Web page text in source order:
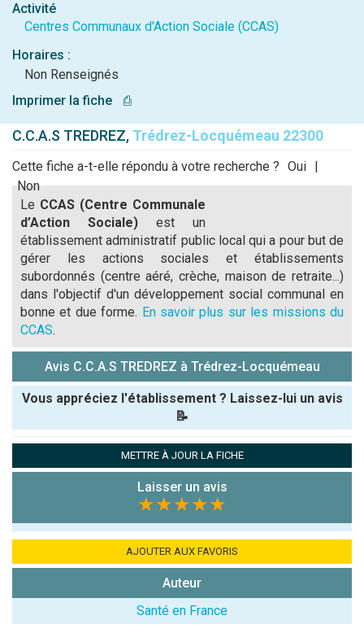
Activité
Centres Communaux d'Action Sociale (CCAS)
Horaires :
Non Renseignés
Imprimer la fiche
⎙
C.C.A.S TREDREZ, Trédrez-Locquémeau 22300
Cette fiche a-t-elle répondu à votre recherche ? Oui |
Non
Le CCAS (Centre Communale
d’Action Sociale) est un
établissement administratif public local qui a pour but de
gérer les actions sociales et établissements
subordonnés (centre aéré, crèche, maison de retraite...)
dans l'objectif d'un développement social communal en
bonne et due forme. En savoir plus sur les missions du
CCAS.
Avis C.C.A.S TREDREZ à Trédrez-Locquémeau
Vous appréciez l'établissement ? Laissez-lui un avis
📝
Note que vous souhaitez attribuer :
Antispam -
7x4 (en
METTRE À JOUR LA FICHE
Laisser un avis
★★★★★
AJOUTER AUX FAVORIS
Auteur
Santé en France